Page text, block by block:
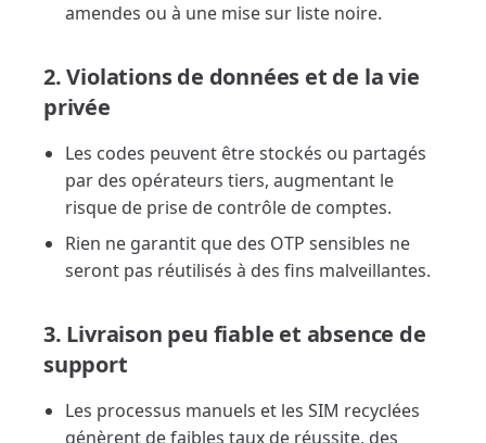
amendes ou à une mise sur liste noire.
2. Violations de données et de la vie
privée
Les codes peuvent être stockés ou partagés
par des opérateurs tiers, augmentant le
risque de prise de contrôle de comptes.
Rien ne garantit que des OTP sensibles ne
seront pas réutilisés à des fins malveillantes.
3. Livraison peu fiable et absence de
support
Les processus manuels et les SIM recyclées
génèrent de faibles taux de réussite, des